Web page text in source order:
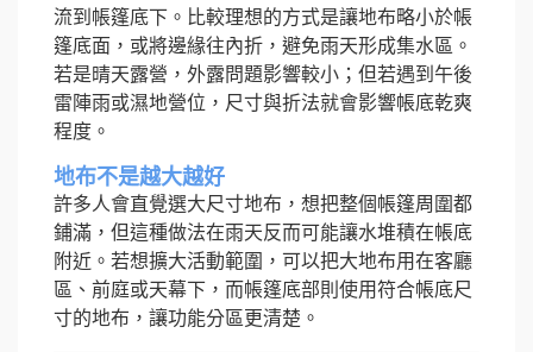
流到帳篷底下。比較理想的方式是讓地布略小於帳
篷底面，或將邊緣往內折，避免雨天形成集水區。
若是晴天露營，外露問題影響較小；但若遇到午後
雷陣雨或濕地營位，尺寸與折法就會影響帳底乾爽
程度。
地布不是越大越好
許多人會直覺選大尺寸地布，想把整個帳篷周圍都
鋪滿，但這種做法在雨天反而可能讓水堆積在帳底
附近。若想擴大活動範圍，可以把大地布用在客廳
區、前庭或天幕下，而帳篷底部則使用符合帳底尺
寸的地布，讓功能分區更清楚。